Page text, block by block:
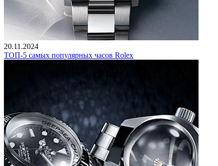
20.11.2024
ТОП-5 самых популярных часов Rolex